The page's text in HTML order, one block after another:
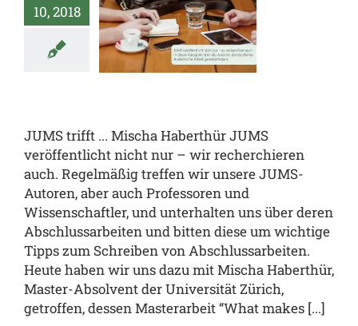
10, 2018
trifft …
JUMS trifft ... Mischa Haberthür JUMS
veröffentlicht nicht nur – wir recherchieren
auch. Regelmäßig treffen wir unsere JUMS-
Autoren, aber auch Professoren und
Wissenschaftler, und unterhalten uns über deren
Abschlussarbeiten und bitten diese um wichtige
Tipps zum Schreiben von Abschlussarbeiten.
Heute haben wir uns dazu mit Mischa Haberthür,
Master-Absolvent der Universität Zürich,
getroffen, dessen Masterarbeit “What makes [...]